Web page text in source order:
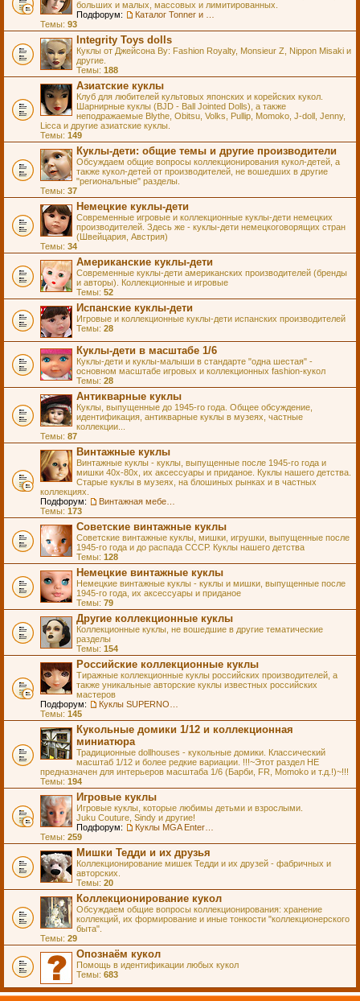
больших и малых, массовых и лимитированных.
Подфорум:
Темы: 93
Integrity Toys dolls
Куклы от Джейсона Ву: Fashion Royalty, Monsieur Z, Nippon Misaki и
другие.
Темы: 188
Азиатские куклы
Клуб для любителей культовых японских и корейских кукол.
Шарнирные куклы (BJD - Ball Jointed Dolls), а также
неподражаемые Blythe, Obitsu, Volks, Pullip, Momoko, J-doll, Jenny,
Licca и другие азиатские куклы.
Темы: 149
Куклы-дети: общие темы и другие производители
Обсуждаем общие вопросы коллекционирования кукол-детей, а
также кукол-детей от производителей, не вошедших в другие
"региональные" разделы.
Темы: 37
Немецкие куклы-дети
Современные игровые и коллекционные куклы-дети немецких
производителей. Здесь же - куклы-дети немецкоговорящих стран
(Швейцария, Австрия)
Темы: 34
Американские куклы-дети
Современные куклы-дети американских производителей (бренды
и авторы). Коллекционные и игровые
Темы: 52
Испанские куклы-дети
Игровые и коллекционные куклы-дети испанских производителей
Темы: 28
Куклы-дети в масштабе 1/6
Куклы-дети и куклы-малыши в стандарте "одна шестая" -
основном масштабе игровых и коллекционных fashion-кукол
Темы: 28
Антикварные куклы
Куклы, выпущенные до 1945-го года. Общее обсуждение,
идентификация, антикварные куклы в музеях, частные
коллекции...
Темы: 87
Винтажные куклы
Винтажные куклы - куклы, выпущенные после 1945-го года и
мишки 40х-80х, их аксессуары и приданое. Куклы нашего детства.
Старые куклы в музеях, на блошиных рынках и в частных
коллекциях.
Подфорум:
Темы: 173
Советские винтажные куклы
Советские винтажные куклы, мишки, игрушки, выпущенные после
1945-го года и до распада СССР. Куклы нашего детства
Темы: 128
Немецкие винтажные куклы
Немецкие винтажные куклы - куклы и мишки, выпущенные после
1945-го года, их аксессуары и приданое
Темы: 79
Другие коллекционные куклы
Коллекционные куклы, не вошедшие в другие тематические
разделы
Темы: 154
Российские коллекционные куклы
Тиражные коллекционные куклы российских производителей, а
также уникальные авторские куклы известных российских
мастеров
Подфорум:
Темы: 145
Кукольные домики 1/12 и коллекционная
миниатюра
Традиционные dollhouses - кукольные домики. Классический
масштаб 1/12 и более редкие вариации. !!!~Этот раздел НЕ
предназначен для интерьеров масштаба 1/6 (Барби, FR, Momoko и т.д.!)~!!!
Темы: 194
Игровые куклы
Игровые куклы, которые любимы детьми и взрослыми.
Juku Couture, Sindy и другие!
Подфорум:
Темы: 259
Мишки Тедди и их друзья
Коллекционирование мишек Тедди и их друзей - фабричных и
авторских.
Темы: 20
Коллекционирование кукол
Обсуждаем общие вопросы коллекционирования: хранение
коллекций, их формирование и иные тонкости "коллекционерского
быта".
Темы: 29
Опознаём кукол
Помощь в идентификации любых кукол
Темы: 683